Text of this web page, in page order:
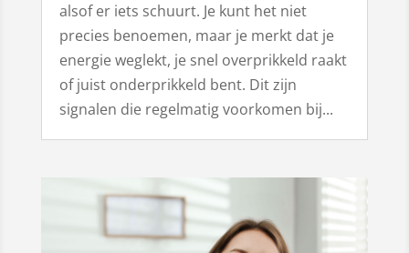
alsof er iets schuurt. Je kunt het niet
precies benoemen, maar je merkt dat je
energie weglekt, je snel overprikkeld raakt
of juist onderprikkeld bent. Dit zijn
signalen die regelmatig voorkomen bij...